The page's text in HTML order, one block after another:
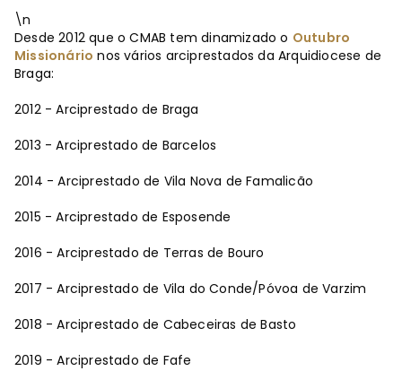
\n
Desde 2012 que o CMAB tem dinamizado o Outubro
Missionário nos vários arciprestados da Arquidiocese de
Braga:
2012 - Arciprestado de Braga
2013 - Arciprestado de Barcelos
2014 - Arciprestado de Vila Nova de Famalicão
2015 - Arciprestado de Esposende
2016 - Arciprestado de Terras de Bouro
2017 - Arciprestado de Vila do Conde/Póvoa de Varzim
2018 - Arciprestado de Cabeceiras de Basto
2019 - Arciprestado de Fafe